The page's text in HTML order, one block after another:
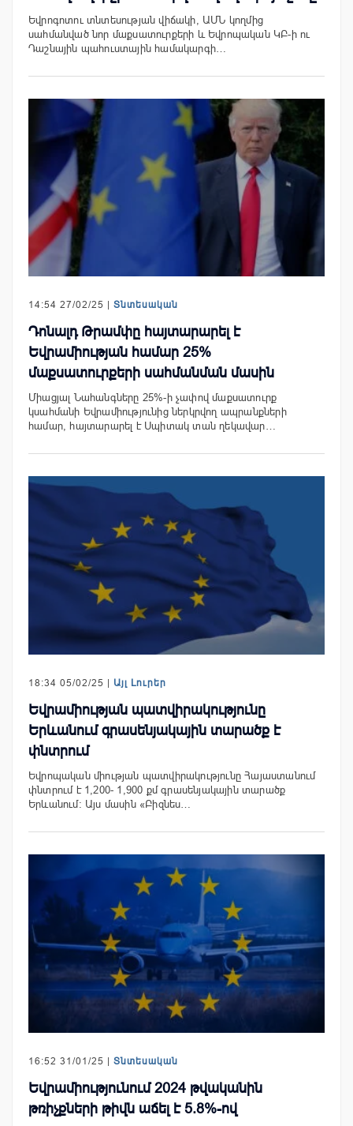
Եվրոգոտու տնտեսության վիճակի, ԱՄՆ կողմից
սահմանված նոր մաքսատուրքերի և Եվրոպական ԿԲ-ի ու
Դաշնային պահուստային համակարգի…
14:54 27/02/25 | Տնտեսական
Դոնալդ Թրամփը հայտարարել է
Եվրամիության համար 25%
մաքսատուրքերի սահմանման մասին
Միացյալ Նահանգները 25%-ի չափով մաքսատուրք
կսահմանի Եվրամիությունից ներկրվող ապրանքների
համար, հայտարարել է Սպիտակ տան ղեկավար…
18:34 05/02/25 | Այլ Լուրեր
Եվրամիության պատվիրակությունը
Երևանում գրասենյակային տարածք է
փնտրում
Եվրոպական միության պատվիրակությունը Հայաստանում
փնտրում է 1,200- 1,900 քմ գրասենյակային տարածք
Երևանում։ Այս մասին «Բիզնես…
16:52 31/01/25 | Տնտեսական
Եվրամիությունում 2024 թվականին
թռիչքների թիվն աճել է 5.8%-ով